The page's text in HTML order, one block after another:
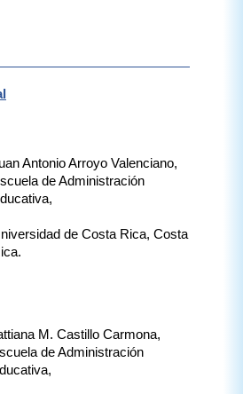
Antonio Arroyo Valenciano,
de Administración
de Costa Rica, Costa
M. Castillo Carmona,
de Administración